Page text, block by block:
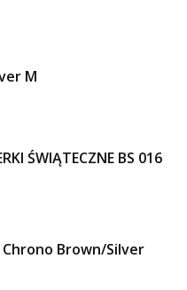
M
ŚWIĄTECZNE BS 016
Brown/Silver